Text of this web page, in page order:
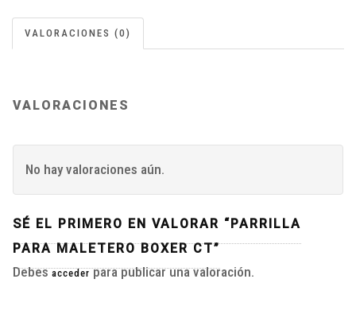
VALORACIONES (0)
VALORACIONES
No hay valoraciones aún.
SÉ EL PRIMERO EN VALORAR “PARRILLA
PARA MALETERO BOXER CT”
Debesaccederpara publicar una valoración.